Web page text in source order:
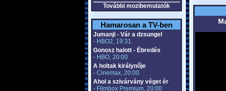
További mozibemutatók
Hamarosan a TV-ben
Jumanji - Vár a dzsungel
- HBO2, 19:31
Gonosz halott - Ébredés
- HBO, 20:00
A holtak királynője
- Cinemax, 20:00
Ahol a szivárvány véget ér
- Filmbox Premium, 20:00